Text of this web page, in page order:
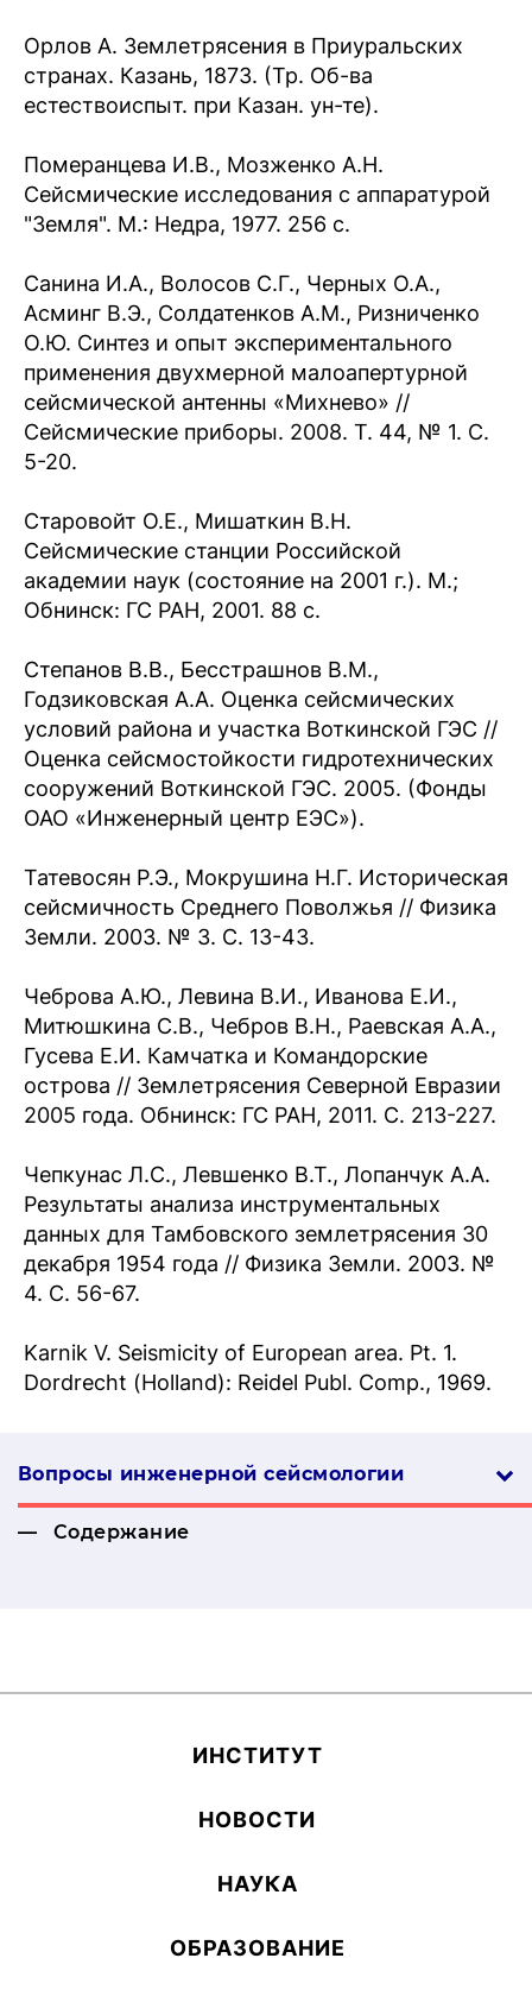
Орлов А. Землетрясения в Приуральских
странах. Казань, 1873. (Тр. Об-ва
естествоиспыт. при Казан. ун-те).
Померанцева И.В., Мозженко А.Н.
Сейсмические исследования с аппаратурой
"Земля". М.: Недра, 1977. 256 с.
Санина И.А., Волосов С.Г., Черных О.А.,
Асминг В.Э., Солдатенков А.М., Ризниченко
О.Ю. Синтез и опыт экспериментального
применения двухмерной малоапертурной
сейсмической антенны «Михнево» //
Сейсмические приборы. 2008. Т. 44, № 1. С.
5-20.
Старовойт О.Е., Мишаткин В.Н.
Сейсмические станции Российской
академии наук (состояние на 2001 г.). М.;
Обнинск: ГС РАН, 2001. 88 с.
Степанов В.В., Бесстрашнов В.М.,
Годзиковская А.А. Оценка сейсмических
условий района и участка Воткинской ГЭС //
Оценка сейсмостойкости гидротехнических
сооружений Воткинской ГЭС. 2005. (Фонды
ОАО «Инженерный центр ЕЭС»).
Татевосян Р.Э., Мокрушина Н.Г. Историческая
сейсмичность Среднего Поволжья // Физика
Земли. 2003. № 3. С. 13-43.
Чеброва А.Ю., Левина В.И., Иванова Е.И.,
Митюшкина С.В., Чебров В.Н., Раевская А.А.,
Гусева Е.И. Камчатка и Командорские
острова // Землетрясения Северной Евразии
2005 года. Обнинск: ГС РАН, 2011. С. 213-227.
Чепкунас Л.С., Левшенко В.Т., Лопанчук А.А.
Результаты анализа инструментальных
данных для Тамбовского землетрясения 30
декабря 1954 года // Физика Земли. 2003. №
4. С. 56-67.
Karnik V. Seismicity of European area. Pt. 1.
Dordrecht (Holland): Reidel Publ. Comp., 1969.
Вопросы инженерной сей­смо­логии
Содержание
ИН­СТИ­ТУТ
НОВОСТИ
НАУКА
ОБ­РА­ЗОВА­НИЕ